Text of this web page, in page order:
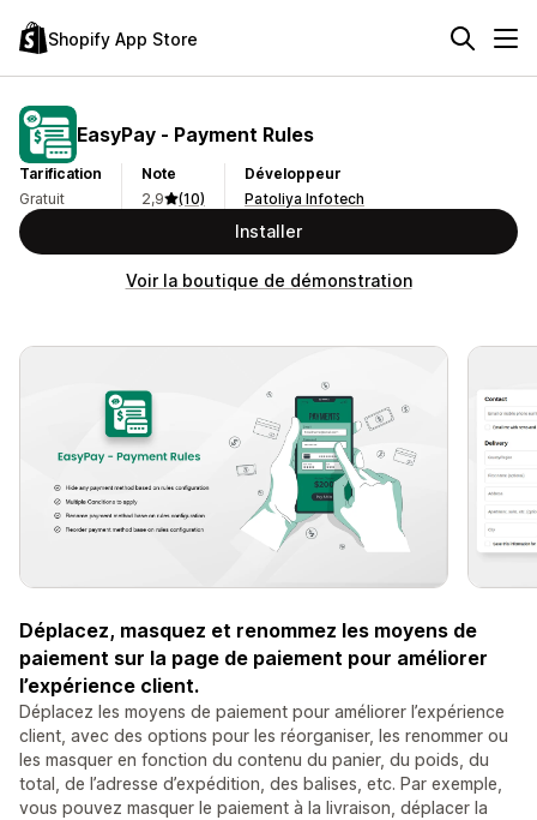
Shopify App Store
EasyPay ‑ Payment Rules
Tarification
Gratuit
Note
2,9
(10)
Développeur
Patoliya Infotech
Installer
Voir la boutique de démonstration
Déplacez, masquez et renommez les moyens de
paiement sur la page de paiement pour améliorer
l’expérience client.
Déplacez les moyens de paiement pour améliorer l’expérience
client, avec des options pour les réorganiser, les renommer ou
les masquer en fonction du contenu du panier, du poids, du
total, de l’adresse d’expédition, des balises, etc. Par exemple,
vous pouvez masquer le paiement à la livraison, déplacer la